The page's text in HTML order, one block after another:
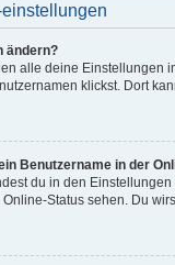
ändern?
alle deine Einstellungen
klickst. Dort
Benutzername in der
du in den
Status sehen. Du